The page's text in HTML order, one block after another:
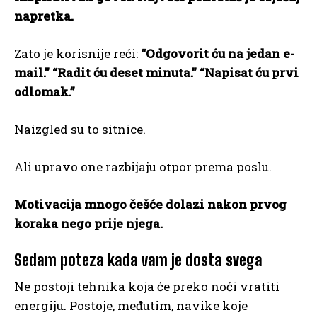
napretka.
Zato je korisnije reći: “Odgovorit ću na jedan e-
mail.” “Radit ću deset minuta.” “Napisat ću prvi
odlomak.”
Naizgled su to sitnice.
Ali upravo one razbijaju otpor prema poslu.
Motivacija mnogo češće dolazi nakon prvog
koraka nego prije njega.
Sedam poteza kada vam je dosta svega
Ne postoji tehnika koja će preko noći vratiti
energiju. Postoje, međutim, navike koje